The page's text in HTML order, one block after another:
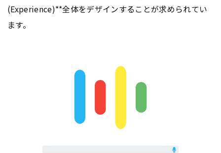
(Experience)**全体をデザインすることが求められてい
ます。